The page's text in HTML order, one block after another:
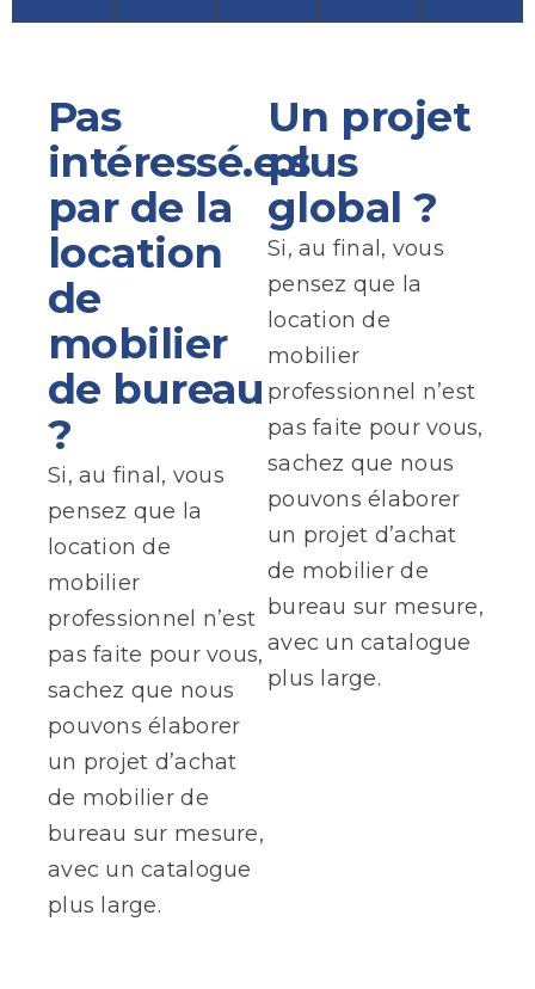
Pas
intéressé.e.s
par de la
location
de
mobilier
de bureau
?
Si, au final, vous
pensez que la
location de
mobilier
professionnel n’est
pas faite pour vous,
sachez que nous
pouvons élaborer
un projet d’achat
de mobilier de
bureau sur mesure,
avec un catalogue
plus large.
Un projet
plus
global ?
Si, au final, vous
pensez que la
location de
mobilier
professionnel n’est
pas faite pour vous,
sachez que nous
pouvons élaborer
un projet d’achat
de mobilier de
bureau sur mesure,
avec un catalogue
plus large.